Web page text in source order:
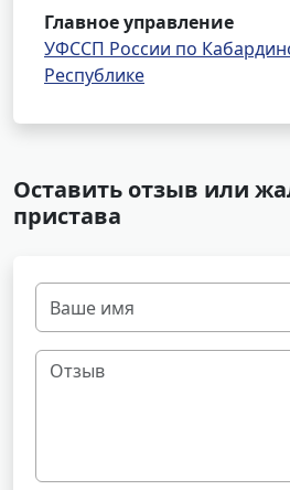
Главное управление
УФССП России по
Республике
Оставить отзыв или
пристава